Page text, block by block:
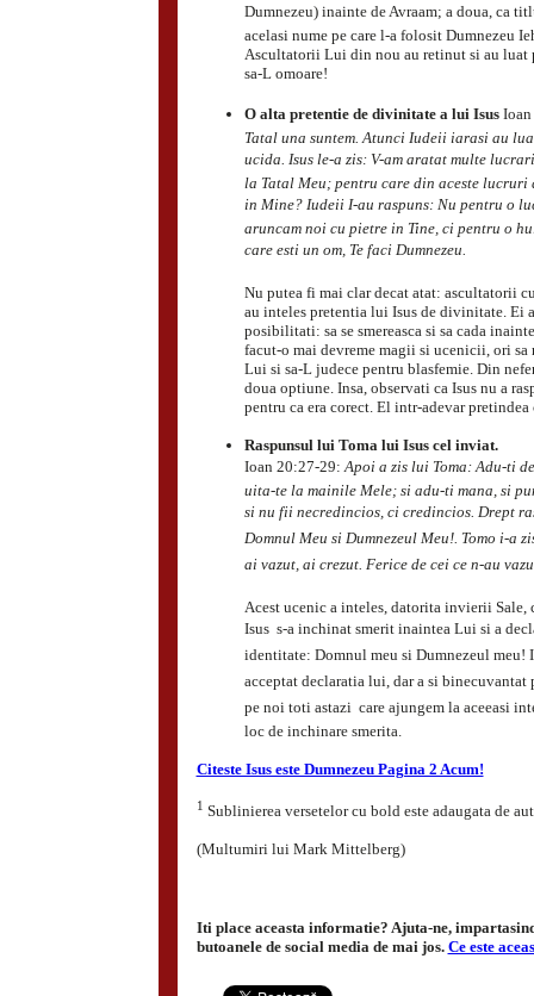
Dumnezeu) inainte de Avraam; a doua, ca titlul
acelasi nume pe care l-a folosit Dumnezeu
Ascultatorii Lui din nou au retinut si au luat
sa-L omoare!
O alta pretentie de divinitate a lui IsusIoan
Tatal una suntem. Atunci Iudeii iarasi au
ucida. Isus le-a zis: V-am aratat multe
la Tatal Meu; pentru care din aceste
in Mine? Iudeii I-au raspuns: Nu pentru o
aruncam noi cu pietre in Tine, ci pentru o
care esti un om, Te faci Dumnezeu.
Nu putea fi mai clar decat atat: ascultatorii
au inteles pretentia lui Isus de divinitate. Ei
posibilitati: sa se smereasca si sa cada
facut-o mai devreme magii si ucenicii, ori sa
Lui si sa-L judece pentru blasfemie. Din
doua optiune. Insa, observati ca Isus nu a
pentru ca era corect. El intr-adevar pretindea
Raspunsul lui Toma lui Isus cel inviat.
Ioan 20:27-29: Apoi a zis lui Toma: Adu-ti
uita-te la mainile Mele; si adu-ti mana, si
si nu fii necredincios, ci credincios. Drept
Domnul Meu si Dumnezeul Meu!. Tomo i-a
ai vazut, ai crezut. Ferice de cei ce n-au
Acest ucenic a inteles, datorita invierii Sale,
Isus  s-a inchinat smerit inaintea Lui si a
identitate: Domnul meu si Dumnezeul meu!
acceptat declaratia lui, dar a si binecuvantat
pe noi toti astazi  care ajungem la aceeasi
loc de inchinare smerita.
Citeste Isus este Dumnezeu Pagina 2 Acum!
1 Sublinierea versetelor cu bold este adaugata de
(Multumiri lui Mark Mittelberg)
Iti place aceasta informatie? Ajuta-ne,
butoanele de social media de mai jos. Ce este